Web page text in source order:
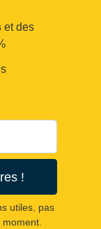
et des
!
utiles, pas